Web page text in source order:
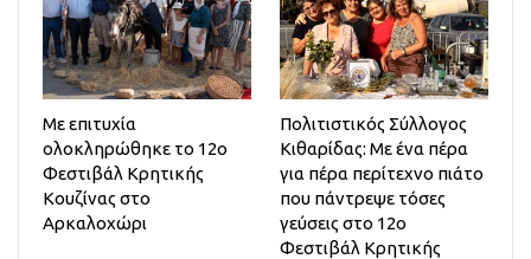
Με επιτυχία
ολοκληρώθηκε το 12ο
Φεστιβάλ Κρητικής
Κουζίνας στο
Αρκαλοχώρι
Πολιτιστικός Σύλλογος
Κιθαρίδας: Με ένα πέρα
για πέρα περίτεχνο πιάτο
που πάντρεψε τόσες
γεύσεις στο 12ο
Φεστιβάλ Κρητικής